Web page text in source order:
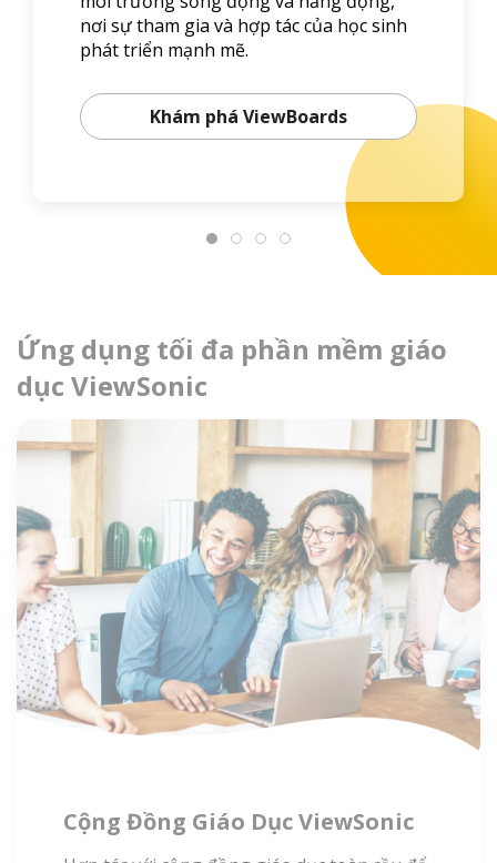
nơi sự tham gia và hợp tác của học sinh
phát triển mạnh mẽ.
Khám phá ViewBoards
Ứng dụng tối đa phần mềm giáo
dục ViewSonic
Cộng Đồng Giáo Dục ViewSonic